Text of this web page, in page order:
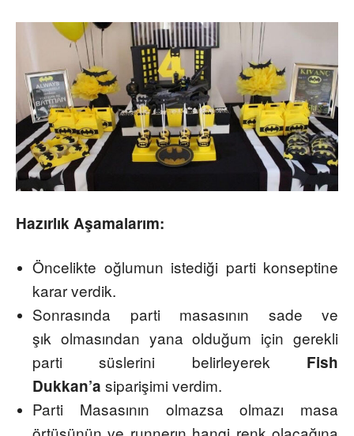
Hazırlık Aşamalarım:
Öncelikte oğlumun istediği parti konseptine
karar verdik.
Sonrasında parti masasının sade ve
şık olmasından yana olduğum için gerekli
parti süslerini belirleyerek Fish
Dukkan’a siparişimi verdim.
Parti Masasının olmazsa olmazı masa